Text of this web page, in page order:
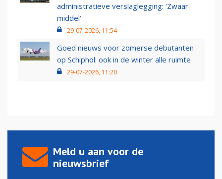
administratieve verslaglegging: ‘Zwaar
middel’
29-07-2026, 11:54
Goed nieuws voor zomerse debutanten
op Schiphol: ook in de winter alle ruimte
29-07-2026, 11:20
Meld u aan voor de
nieuwsbrief